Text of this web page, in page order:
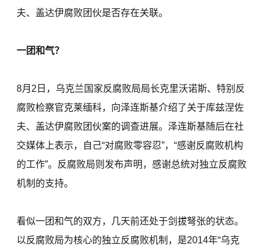
夫、盖达伊腐败团伙是否存在关联。
一团和气？
8月2日，乌克兰国家反腐败局局长克里沃诺斯、特别反
腐败检察官克莱缅科，向泽连斯基介绍了关于库兹涅佐
夫、盖达伊腐败团伙案的调查进展。泽连斯基随后在社
交媒体上表示，自己“对腐败零容忍”，“感谢反腐败机构
的工作”。反腐败局则发布声明，感谢总统对独立反腐败
机制的支持。
看似一团和气的双方，几天前还处于剑拔弩张的状态。
以反腐败局为核心的独立反腐败机制，是2014年“乌克